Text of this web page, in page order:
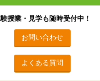
授業・見学も随時受付中！
お問い合わせ
よくある質問